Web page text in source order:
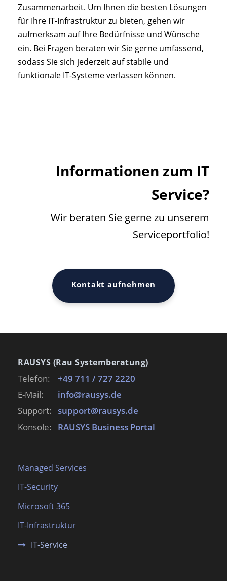
Zusammenarbeit. Um Ihnen die besten Lösungen
für Ihre IT-Infrastruktur zu bieten, gehen wir
aufmerksam auf Ihre Bedürfnisse und Wünsche
ein. Bei Fragen beraten wir Sie gerne umfassend,
sodass Sie sich jederzeit auf stabile und
funktionale IT-Systeme verlassen können.
Informationen zum IT
Service?
Wir beraten Sie gerne zu unserem
Serviceportfolio!
Kontakt aufnehmen
RAUSYS (Rau Systemberatung)
Telefon:
+49 711 / 727 2220
E-Mail:
info@rausys.de
Support: support@rausys.de
Konsole:
RAUSYS Business Portal
Managed Services
IT-Security
Microsoft 365
IT-Infrastruktur
IT-Service